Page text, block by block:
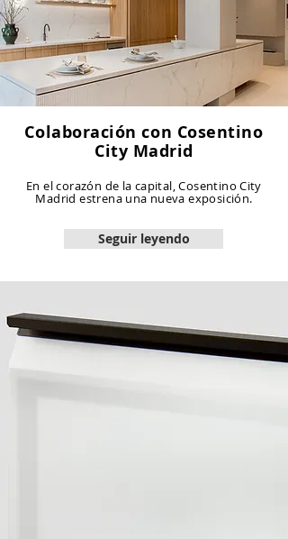
Colaboración con Cosentino
City Madrid
En el corazón de la capital, Cosentino City
Madrid estrena una nueva exposición.
Seguir leyendo